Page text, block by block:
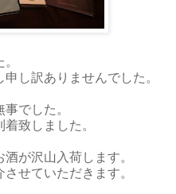
し訳ありませんでした。
でした。
致しました。
が沢山入荷します。
せていただきます。